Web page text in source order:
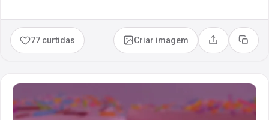
77 curtidas Criar imagem Compartilhar
Copiar